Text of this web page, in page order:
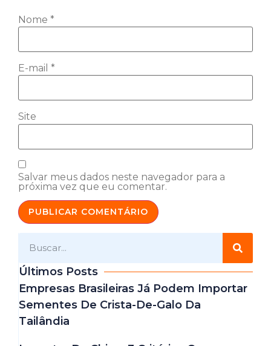
Nome *
E-mail *
Site
Salvar meus dados neste navegador para a
próxima vez que eu comentar.
Últimos Posts
Empresas Brasileiras Já Podem Importar
Sementes De Crista-De-Galo Da
Tailândia